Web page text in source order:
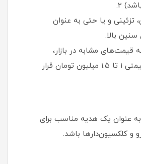
2.
تزئینی و یا حتی به عنوان
سنین بالا.
قیمت‌های مشابه در بازار،
احتمالاً در بازه قیمتی ۱ تا ۱.۵ میلیون تومان قرار
عنوان یک هدیه مناسب برای
و کلکسیون‌دارها باشد.